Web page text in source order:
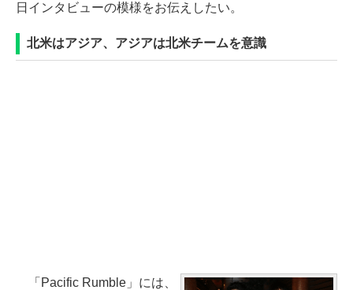
日インタビューの模様をお伝えしたい。
北米はアジア、アジアは北米チームを意識
「Pacific Rumble」には、